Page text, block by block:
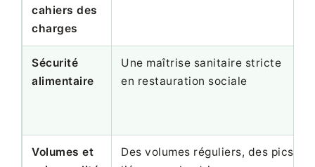
cahiers des
charges
Sécurité
alimentaire
Une maîtrise sanitaire stricte
en restauration sociale
Volumes et
Des volumes réguliers, des pics